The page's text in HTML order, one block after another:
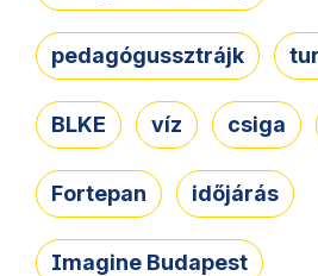
pedagógussztrájk
BLKE víz csiga
Fortepan időjárás
Imagine Budapest